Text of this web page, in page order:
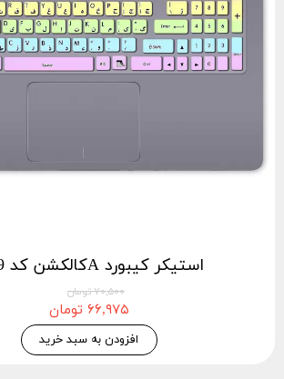
استيكر كيبورد Aکالکشن کد kca9
۷۰,۵۰۰ تومان
۶۶,۹۷۵ تومان
افزودن به سبد خرید